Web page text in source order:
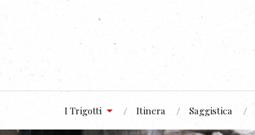
I Trigotti Itinera Saggistica